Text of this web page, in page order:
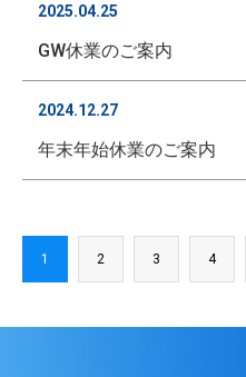
2025.04.25
GW休業のご案内
2024.12.27
年末年始休業のご案内
1 2 3 4